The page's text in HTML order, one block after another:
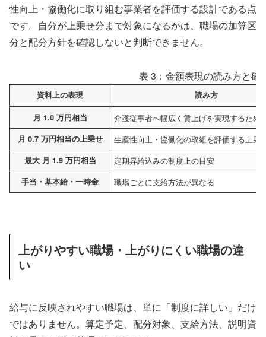
性向上・協働化に取り組む事業者を評価する設計である点
です。自分が上乗せ分まで対象になるかは、職場の加算区
分と配分方針を確認しないと判断できません。
表 3：金額表現の読み方と確
資料上の表現 読み方
月 1.0 万円相当 介護従事者へ幅広く賃上げを実現するため
月 0.7 万円相当の上乗せ 生産性向上・協働化の取組を評価する上乗
最大 月 1.9 万円相当 定期昇給込みの制度上の目安
手当・基本給・一時金 職場ごとに支給方法が異なる
上がりやすい職場・上がりにくい職場の違
い
給与に反映されやすい職場は、単に「制度に詳しい」だけ
ではありません。算定予定、配分対象、支給方法、説明資